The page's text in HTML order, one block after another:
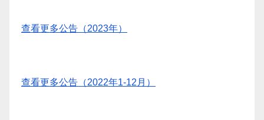
查看更多公告（2023年）
查看更多公告（2022年1-12月）